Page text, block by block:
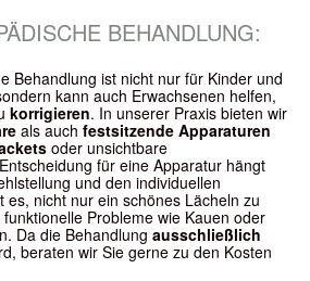
BEHANDLUNG:
Behandlung ist nicht nur für Kinder und
kann auch Erwachsenen helfen,
korrigieren. In unserer Praxis bieten wir
als auch festsitzende Apparaturen
oder unsichtbare
für eine Apparatur hängt
und den individuellen
es, nicht nur ein schönes Lächeln zu
Probleme wie Kauen oder
Da die Behandlung ausschließlich
beraten wir Sie gerne zu den Kosten